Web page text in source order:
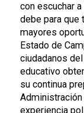
con escuchar
debe para que
mayores
Estado de
ciudadanos
educativo
su continua
experiencia